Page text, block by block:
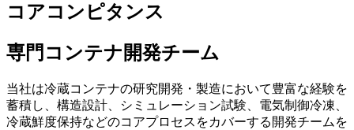
コアコンピタンス
専門コンテナ開発チーム
当社は冷蔵コンテナの研究開発・製造において豊富な経験を
蓄積し、構造設計、シミュレーション試験、電気制御冷凍、
冷蔵鮮度保持などのコアプロセスをカバーする開発チームを